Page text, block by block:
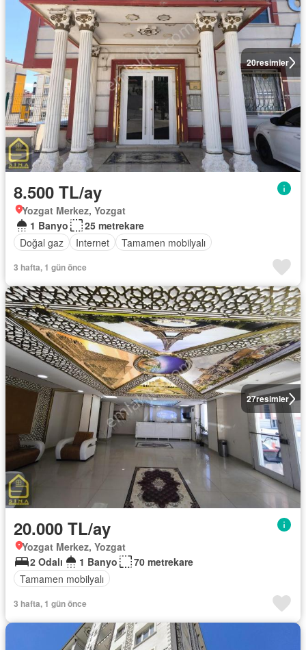
20resimler
8.500 TL/ay
Yozgat Merkez, Yozgat
1 Banyo
25 metrekare
Doğal gaz
Internet Tamamen mobilyalı
3 hafta, 1 gün önce
27resimler
20.000 TL/ay
Yozgat Merkez, Yozgat
2 Odalı
1 Banyo
70 metrekare
Tamamen mobilyalı
3 hafta, 1 gün önce